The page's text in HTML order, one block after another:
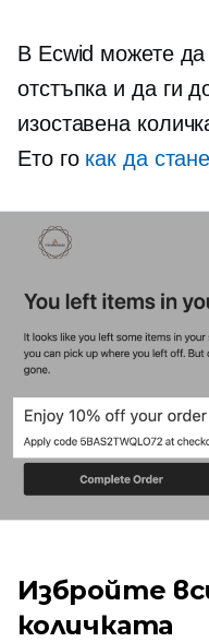
В Ecwid можете да
отстъпка и да ги
изоставена
Ето го как да
Избройте
количката